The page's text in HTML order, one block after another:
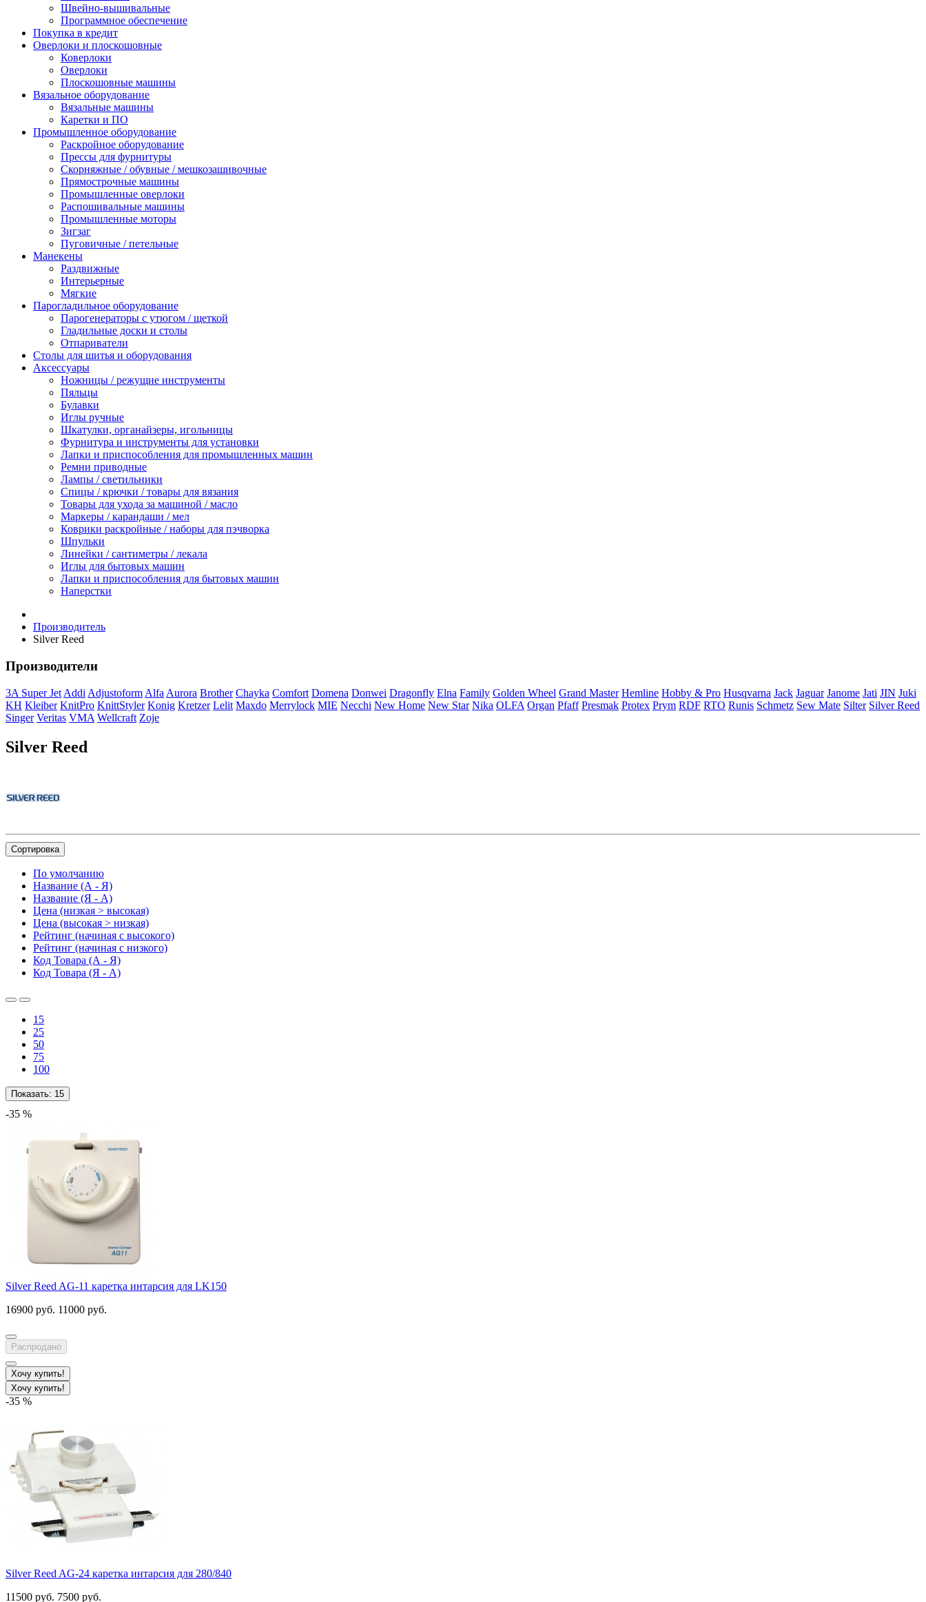
Швейно-вышивальные
Программное обеспечение
Покупка в кредит
Оверлоки и плоскошовные
Коверлоки
Оверлоки
Плоскошовные машины
Вязальное оборудование
Вязальные машины
Каретки и ПО
Промышленное оборудование
Раскройное оборудование
Прессы для фурнитуры
Скорняжные / обувные / мешкозашивочные
Прямострочные машины
Промышленные оверлоки
Распошивальные машины
Промышленные моторы
Зигзаг
Пуговичные / петельные
Манекены
Раздвижные
Интерьерные
Мягкие
Парогладильное оборудование
Парогенераторы с утюгом / щеткой
Гладильные доски и столы
Отпариватели
Столы для шитья и оборудования
Аксессуары
Ножницы / режущие инструменты
Пяльцы
Булавки
Иглы ручные
Шкатулки, органайзеры, игольницы
Фурнитура и инструменты для установки
Лапки и приспособления для промышленных машин
Ремни приводные
Лампы / светильники
Спицы / крючки / товары для вязания
Товары для ухода за машиной / масло
Маркеры / карандаши / мел
Коврики раскройные / наборы для пэчворка
Шпульки
Линейки / сантиметры / лекала
Иглы для бытовых машин
Лапки и приспособления для бытовых машин
Наперстки
Производитель
Silver Reed
Производители
3A Super Jet Addi Adjustoform Alfa Aurora Brother Chayka Comfort Domena Donwei Dragonfly Elna Family Golden Wheel Grand Master Hemline Hobby & Pro Husqvarna Jack Jaguar Janome Jati JIN Juki
KH Kleiber KnitPro KnittStyler Konig Kretzer Lelit Maxdo Merrylock MIE Necchi New Home New Star Nika OLFA Organ Pfaff Presmak Protex Prym RDF RTO Runis Schmetz Sew Mate Silter Silver Reed
Singer Veritas VMA Wellcraft Zoje
Silver Reed
Сортировка
По умолчанию
Название (А - Я)
Название (Я - А)
Цена (низкая > высокая)
Цена (высокая > низкая)
Рейтинг (начиная с высокого)
Рейтинг (начиная с низкого)
Код Товара (А - Я)
Код Товара (Я - А)
15
25
50
75
100
Показать: 15
-35 %
Silver Reed AG-11 каретка интарсия для LK150
16900 руб. 11000 руб.
Распродано
Хочу купить!
Хочу купить!
-35 %
Silver Reed AG-24 каретка интарсия для 280/840
11500 руб. 7500 руб.